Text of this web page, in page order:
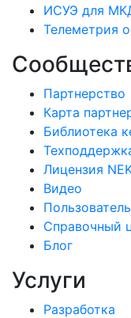
ИСУЭ для
Телеметрия
Партнерство
Карта
Библиотека
Лицензия
Видео
Справочный
Блог
Услуги
Разработка